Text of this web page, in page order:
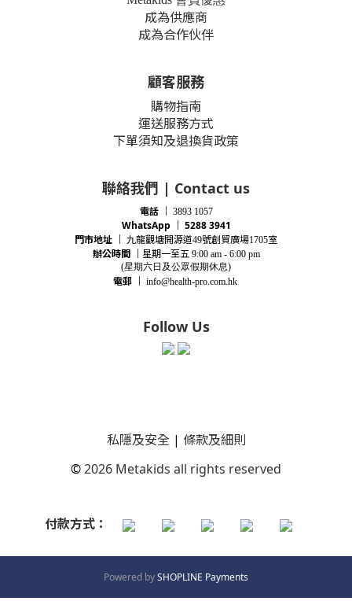
成為供應商
成為合作伙伴
顧客服務
購物指南
運送服務方式
下單須知及退換貨政策
聯絡我們 | Contact us
電話 3893 1057
WhatsApp ｜ 5288 3941
門市地址
九龍觀塘開源道49號創貿廣場1705室
辦公時間｜ 星期一至五9:00 am - 6:00 pm
(星期六日及公眾假期休息)
電郵｜ info@health-pro.com.hk
Follow Us
私隱及安全 | 條款及細則
©2026 Metakids all rights reserved
付款方式：
Powered bySHOPLINE Payments